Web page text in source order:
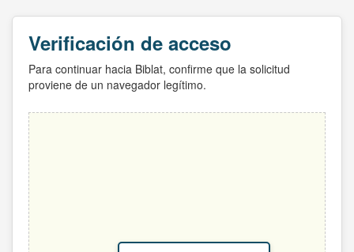
Verificación de acceso
Para continuar hacia Biblat, confirme que la solicitud
proviene de un navegador legítimo.